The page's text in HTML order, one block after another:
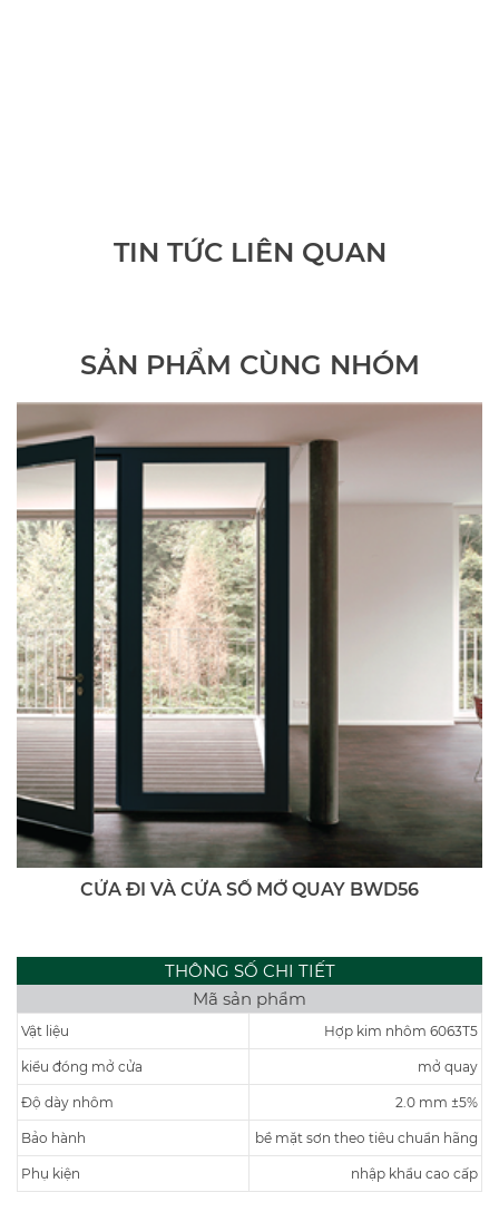
TIN TỨC LIÊN QUAN
SẢN PHẨM CÙNG NHÓM
CỬA ĐI VÀ CỬA SỔ MỞ QUAY BWD56
THÔNG SỐ CHI TIẾT
Mã sản phẩm
Vật liệu Hợp kim nhôm 6063T5
kiểu đóng mở cửa mở quay
Độ dày nhôm 2.0 mm ±5%
Bảo hành bề mặt sơn theo tiêu chuẩn hãng
Phụ kiện nhập khẩu cao cấp